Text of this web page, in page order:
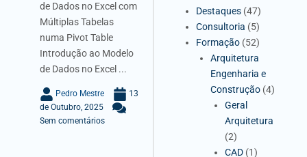
de Dados no Excel com
Múltiplas Tabelas
numa Pivot Table
Introdução ao Modelo
de Dados no Excel ...
Pedro Mestre
13
de Outubro, 2025
Sem comentários
Destaques (47)
Consultoria (5)
Formação (52)
Arquitetura
Engenharia e
Construção (4)
Geral
Arquitetura
(2)
CAD (1)